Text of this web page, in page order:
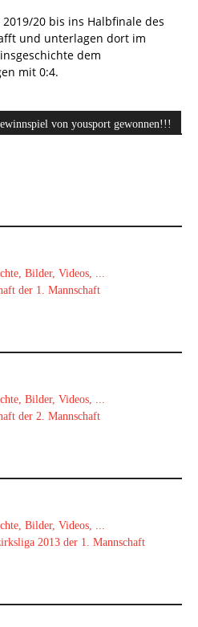
20 bis ins Halbfinale des
und unterlagen dort im
dem
mit 0:4.
von yousport gewonnen!!!
Bilder, Videos, ...
der 1. Mannschaft
Bilder, Videos, ...
der 2. Mannschaft
Bilder, Videos, ...
2013 der 1. Mannschaft